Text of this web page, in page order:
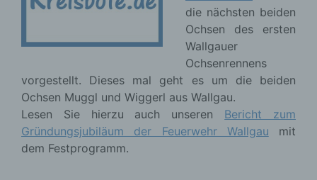
die nächsten beiden
Ochsen des ersten
Wallgauer
Ochsenrennens
vorgestellt. Dieses mal geht es um die beiden
Ochsen Muggl und Wiggerl aus Wallgau.
Lesen Sie hierzu auch unseren Bericht zum
Gründungsjubiläum der Feuerwehr Wallgau mit
dem Festprogramm.